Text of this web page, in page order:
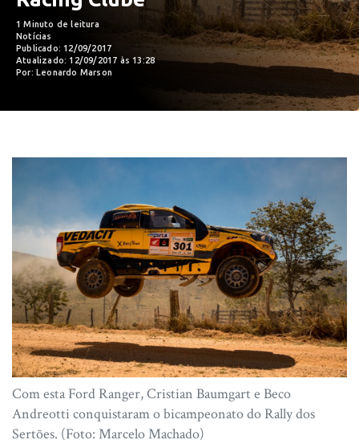
1 Minuto de leitura
Notícias
Publicado: 12/09/2017
Atualizado: 12/09/2017 às 13:28
Por: Leonardo Marson
Com esta Ford Ranger, Cristian Baumgart e Beco
Andreotti conquistaram o bicampeonato do Rally dos
Sertões. (Foto: Marcelo Machado)